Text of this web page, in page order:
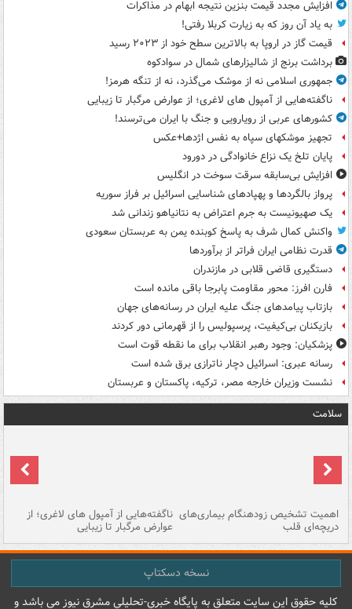
افزایش مجدد قیمت بنزین نتیجه ابهام در مذاکرات
به یاد آن روز که به زیارت کربلا رفتی!
قیمت گاز در اروپا به بالاترین سطح خود از ۲۰۲۳ رسید
برداشت برنج از شالیزارهای شمال در سوادکوه
جمهوری اسلامی نه از موشک می‌گذرد، نه از تنگه هرمز!
ناگفته‌هایی از آمپول های لاغری؛ از عوارض مرگبار تا زیبایی
کشورهای عربی از رویارویی و جنگ با ایران می‌ترسند!
تجهیز موشکهای سپاه به نفس اژدها+عکس
پایان تلخ یک نزاع خانوادگی در دورود
افزایش بی‌سابقه سرقت سوخت در انگلیس
پرواز بالگردها و پهپادهای شناسایی اسرائیل بر فراز سوریه
یک صهیونیست به جرم اعتراض به نتانیاهو زندانی شد
واکنش کمال شرف به پاسخ کوبنده یمن به عربستان سعودی
قدرت نظامی ایران فراتر از برآوردها
دستگیری قاضی قلابی در مازندران
فارن افرز: محور مقاومت پابرجا باقی مانده است
بازتاب پیامدهای جنگ علیه ایران در رسانه‌های جهان
بازیکنان بی‌کیفیت، پرسپولیس را از قهرمانی دور کردند
پزشکیان: وجود رهبر انقلاب برای ما نقطه قوت است
رسانه عبری: اسرائیل دچار ناترازی برق شده است
نشست وزیران خارجه مصر، ترکیه، پاکستان و عربستان
سلامت
اهمیت تشخیص زودهنگام بیماری‌های
دریچه‌ای قلب
ناگفته‌هایی از آمپول های لاغری؛ از
عوارض مرگبار تا زیبایی
نسخه دسکتاپ
کليه حقوق اين سايت متعلق به پایگاه خبري-تحليلي مشرق نيوز می باشد و